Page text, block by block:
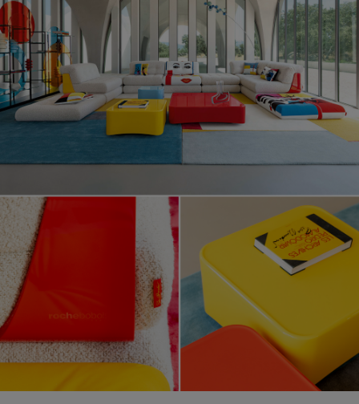
Lounge, design Hans Hopfer